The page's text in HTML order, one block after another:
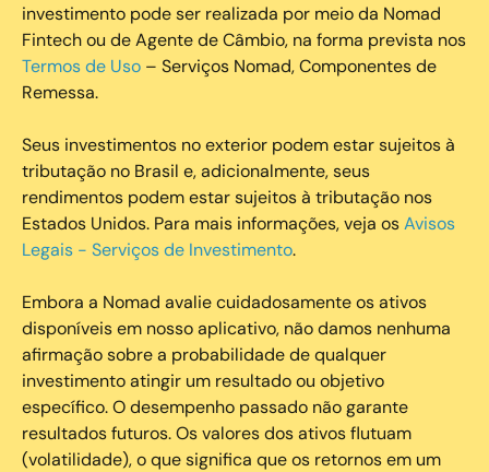
investimento pode ser realizada por meio da Nomad
Fintech ou de Agente de Câmbio, na forma prevista nos
Termos de Uso – Serviços Nomad, Componentes de
Remessa.
Seus investimentos no exterior podem estar sujeitos à
tributação no Brasil e, adicionalmente, seus
rendimentos podem estar sujeitos à tributação nos
Estados Unidos. Para mais informações, veja osAvisos
Legais - Serviços de Investimento.
Embora a Nomad avalie cuidadosamente os ativos
disponíveis em nosso aplicativo, não damos nenhuma
afirmação sobre a probabilidade de qualquer
investimento atingir um resultado ou objetivo
específico. O desempenho passado não garante
resultados futuros. Os valores dos ativos flutuam
(volatilidade), o que significa que os retornos em um